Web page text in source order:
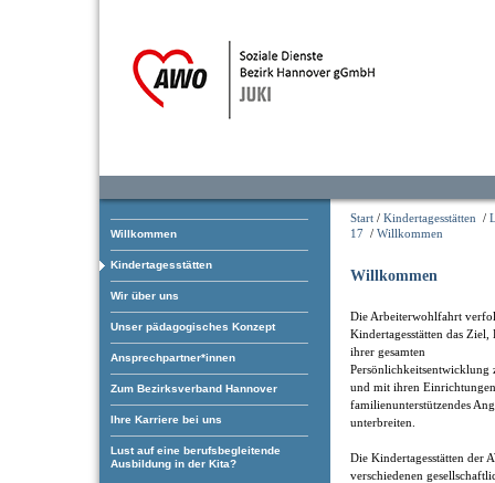
Willkommen
Kindertagesstätten
Wir über uns
Unser pädagogisches Konzept
Ansprechpartner*innen
Zum Bezirksverband Hannover
Ihre Karriere bei uns
Lust auf eine berufsbegleitende
Ausbildung in der Kita?
Start / Kindertagesstätten /
17 / Willkommen
Willkommen
Die Arbeiterwohlfahrt
Kindertagesstätten das
ihrer gesamten
Persönlichkeitsentwicklung
und mit ihren
familienunterstützendes
unterbreiten.
Die Kindertagesstätten der
verschiedenen